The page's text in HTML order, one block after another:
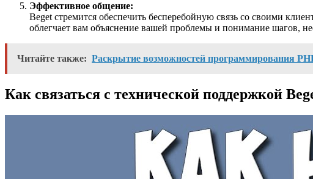
Эффективное общение:
Beget стремится обеспечить бесперебойную связь со своими
облегчает вам объяснение вашей проблемы и понимание шагов,
Читайте также: Раскрытие возможностей программирования
Как связаться с технической поддержкой